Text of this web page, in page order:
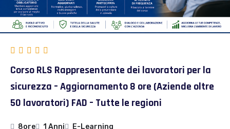
Corso RLS Rappresentante dei lavoratori per la
sicurezza – Aggiornamento 8 ore (Aziende oltre
50 lavoratori) FAD – Tutte le regioni
8ore 1 Anni E-Learning